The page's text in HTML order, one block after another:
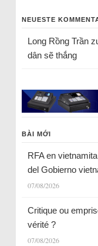
NEUESTE
Long Rồng Trần
dân sẽ thắng
BÀI MỚI
RFA en
del Gobierno
07/08/2026
Critique ou
vérité ?
07/08/2026